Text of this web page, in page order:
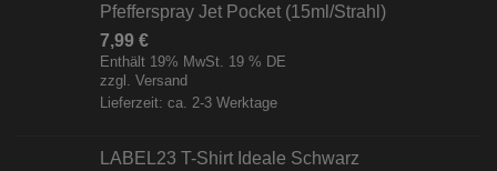
Pfefferspray Jet Pocket (15ml/Strahl)
7,99 €
Enthält 19% MwSt. 19 % DE
zzgl. Versand
Lieferzeit: ca. 2-3 Werktage
LABEL23 T-Shirt Ideale Schwarz